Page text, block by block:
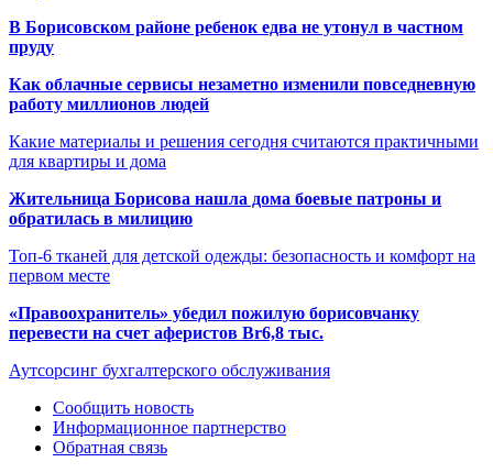
В Борисовском районе ребенок едва не утонул в частном
пруду
Как облачные сервисы незаметно изменили повседневную
работу миллионов людей
Какие материалы и решения сегодня считаются практичными
для квартиры и дома
Жительница Борисова нашла дома боевые патроны и
обратилась в милицию
Топ-6 тканей для детской одежды: безопасность и комфорт на
первом месте
«Правоохранитель» убедил пожилую борисовчанку
перевести на счет аферистов Br6,8 тыс.
Аутсорсинг бухгалтерского обслуживания
Сообщить новость
Информационное партнерство
Обратная связь